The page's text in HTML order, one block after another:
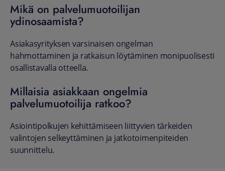
Mikä on palvelumuotoilijan
ydinosaamista?
Asiakasyrityksen varsinaisen ongelman
hahmottaminen ja ratkaisun löytäminen monipuolisesti
osallistavalla otteella.
Millaisia asiakkaan ongelmia
palvelumuotoilija ratkoo?
Asiointipolkujen kehittämiseen liittyvien tärkeiden
valintojen selkeyttäminen ja jatkotoimenpiteiden
suunnittelu.